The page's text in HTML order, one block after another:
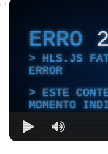
ERRO
HLS.JS
ERROR
ESTE
MOMENTO